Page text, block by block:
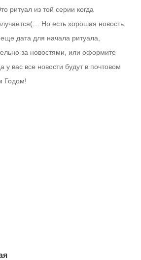
ритуал из той серии когда
Но есть хорошая новость.
дата для начала ритуала,
за новостями, или оформите
у вас все новости будут в почтовом
Годом!